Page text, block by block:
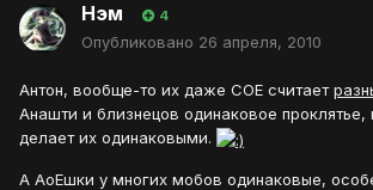
Нэм 4
Опубликовано 26 апреля, 2010
Антон, вообще-то их даже СОЕ считает
Анашти и близнецов одинаковое проклятье,
делает их одинаковыми.
А АоЕшки у многих мобов одинаковые,